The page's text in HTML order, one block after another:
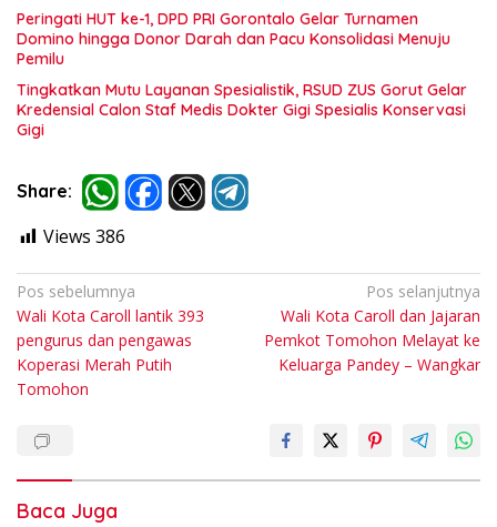
Peringati HUT ke-1, DPD PRI Gorontalo Gelar Turnamen
Domino hingga Donor Darah dan Pacu Konsolidasi Menuju
Pemilu
Tingkatkan Mutu Layanan Spesialistik, RSUD ZUS Gorut Gelar
Kredensial Calon Staf Medis Dokter Gigi Spesialis Konservasi
Gigi
Share:
Views 386
Navigasi
pos
Pos sebelumnya
Wali Kota Caroll lantik 393
pengurus dan pengawas
Koperasi Merah Putih
Tomohon
Pos selanjutnya
Wali Kota Caroll dan Jajaran
Pemkot Tomohon Melayat ke
Keluarga Pandey – Wangkar
Baca Juga